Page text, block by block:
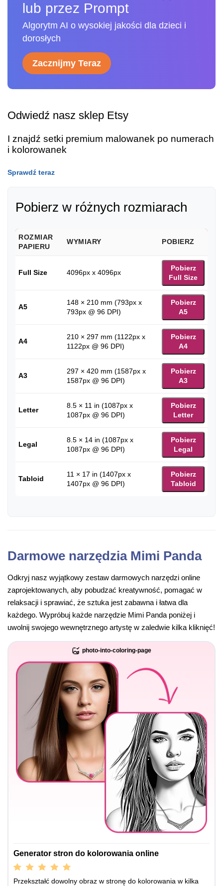
lub przez Prompt
Algorytm AI o wysokiej jakości dla dzieci i
dorosłych
Zacznijmy Teraz
Odwiedź nasz sklep Etsy
I znajdź setki premium malowanek po numerach
i kolorowanek
Sprawdź teraz
Pobierz w różnych rozmiarach
ROZMIAR
PAPIERU
WYMIARY POBIERZ
Full Size 4096px x 4096px
Pobierz
Full Size
A5
148 × 210 mm (793px x
793px @ 96 DPI)
Pobierz
A5
A4
210 × 297 mm (1122px x
1122px @ 96 DPI)
Pobierz
A4
A3
297 × 420 mm (1587px x
1587px @ 96 DPI)
Pobierz
A3
Letter
8.5 × 11 in (1087px x
1087px @ 96 DPI)
Pobierz
Letter
Legal
8.5 × 14 in (1087px x
1087px @ 96 DPI)
Pobierz
Legal
Tabloid
11 × 17 in (1407px x
1407px @ 96 DPI)
Pobierz
Tabloid
Darmowe narzędzia Mimi Panda
Odkryj nasz wyjątkowy zestaw darmowych narzędzi online
zaprojektowanych, aby pobudzać kreatywność, pomagać w
relaksacji i sprawiać, że sztuka jest zabawna i łatwa dla
każdego. Wypróbuj każde narzędzie Mimi Panda poniżej i
uwolnij swojego wewnętrznego artystę w zaledwie kilka kliknięć!
photo-into-coloring-page
Generator stron do kolorowania online
Przekształć dowolny obraz w stronę do kolorowania w kilka